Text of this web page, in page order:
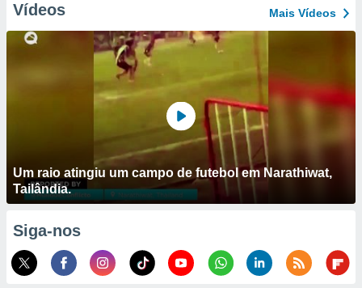
Vídeos Mais Vídeos
Um raio atingiu um campo de futebol em Narathiwat,
Tailândia.
Siga-nos